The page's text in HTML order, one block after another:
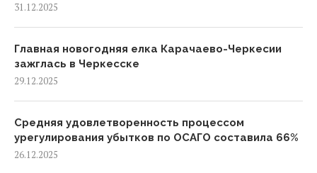
31.12.2025
Главная новогодняя елка Карачаево-Черкесии
зажглась в Черкесске
29.12.2025
Средняя удовлетворенность процессом
урегулирования убытков по ОСАГО составила 66%
26.12.2025